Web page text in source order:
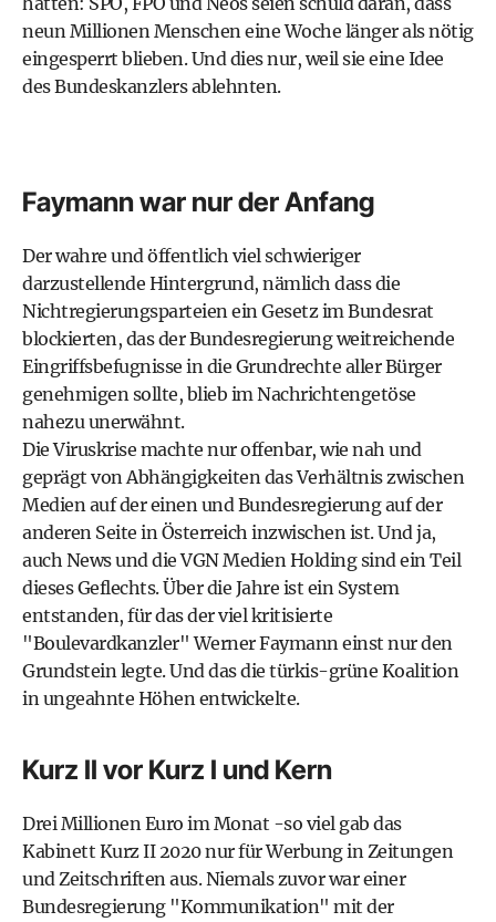
neun Millionen Menschen eine Woche länger als nötig
eingesperrt blieben. Und dies nur, weil sie eine Idee
des Bundeskanzlers ablehnten.
Faymann war nur der Anfang
Der wahre und öffentlich viel schwieriger
darzustellende Hintergrund, nämlich dass die
Nichtregierungsparteien ein Gesetz im Bundesrat
blockierten, das der Bundesregierung weitreichende
Eingriffsbefugnisse in die Grundrechte aller Bürger
genehmigen sollte, blieb im Nachrichtengetöse
nahezu unerwähnt.
Die Viruskrise machte nur offenbar, wie nah und
geprägt von Abhängigkeiten das Verhältnis zwischen
Medien auf der einen und Bundesregierung auf der
anderen Seite in Österreich inzwischen ist. Und ja,
auch News und die VGN Medien Holding sind ein Teil
dieses Geflechts. Über die Jahre ist ein System
entstanden, für das der viel kritisierte
"Boulevardkanzler" Werner Faymann einst nur den
Grundstein legte. Und das die türkis-grüne Koalition
in ungeahnte Höhen entwickelte.
Kurz II vor Kurz I und Kern
Drei Millionen Euro im Monat -so viel gab das
Kabinett Kurz II 2020 nur für Werbung in Zeitungen
und Zeitschriften aus. Niemals zuvor war einer
Bundesregierung "Kommunikation" mit der